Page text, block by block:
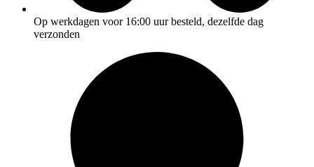
Op werkdagen voor 16:00 uur besteld, dezelfde dag
verzonden